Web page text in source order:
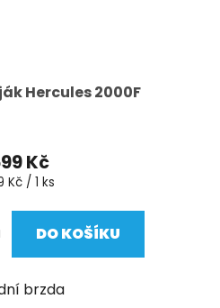
Hercules 2000F
Kč
Kč / 1 ks
DO KOŠÍKU
brzda